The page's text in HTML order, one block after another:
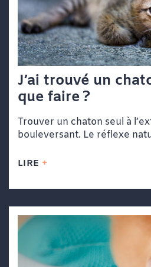
J’ai trouvé un
que faire ?
Trouver un chaton seul à
bouleversant. Le réflexe
LIRE